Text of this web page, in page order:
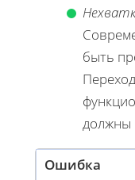
быть
должны
Ошибка